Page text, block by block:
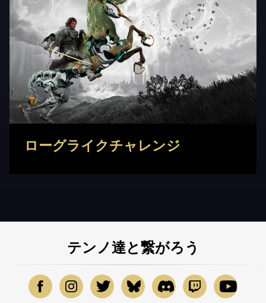
ローグライクチャレンジ
テンノ達と繋がろう